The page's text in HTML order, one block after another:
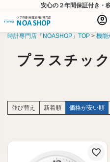
安心の２年間保証付き・
account_circle
時計専門店「NOASHOP」TOP 機能
プラスチッ
並び替え 新着順 価格が安い順